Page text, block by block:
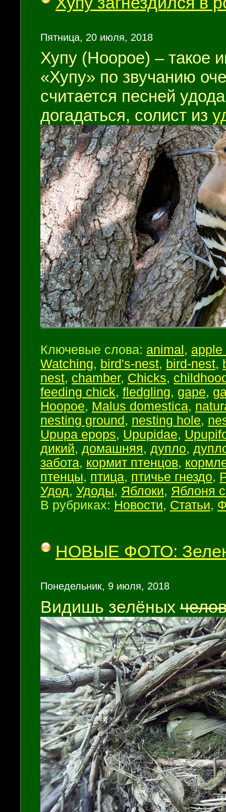
Пятница, 20 июля, 2018
Хупу (Hoopoe) – такое
«Хупу» по звучанию
считается песней
догадаться, солист из
Ключевые слова: animal , apple
Watching, bird's-nest, bird-nest,
nest, chamber, Chicks,
feeding chick, fledgling, gape,
Hoopoe, Malus domestica,
nesting ground , nesting hole,
Upupa epops, Upupidae,
дикий, домашняя, дупло,
забота, кормит птенцов,
птенцы, птица, птичье гнездо,
Удод, Удоды, Яблоки, Яблоня
В рубриках: Новости, Статьи,
НОВЫЕ ФОТО:
Понедельник, 9 июля, 2018
Видишь зелёных